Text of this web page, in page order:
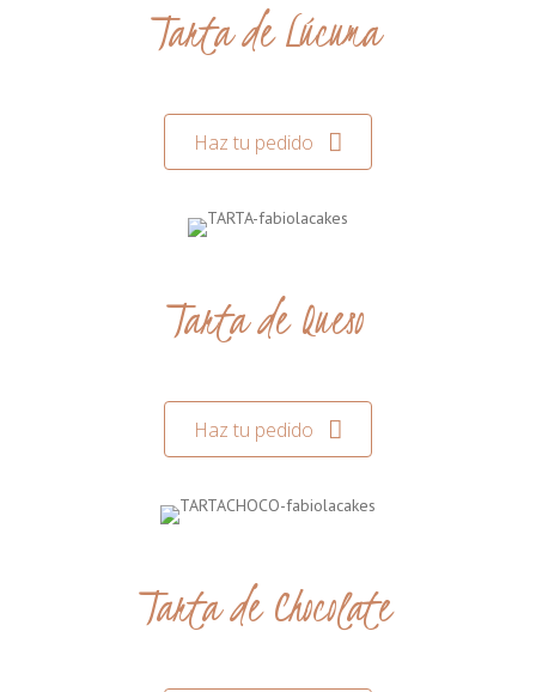
Tarta de Lúcuma
Haz tu pedido
Tarta de Queso
Haz tu pedido
Tarta de Chocolate